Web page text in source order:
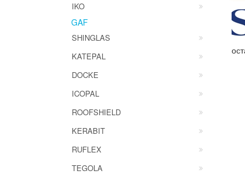
IKO
GAF
SHINGLAS
KATEPAL
DOCKE
ICOPAL
ROOFSHIELD
KERABIT
RUFLEX
TEGOLA